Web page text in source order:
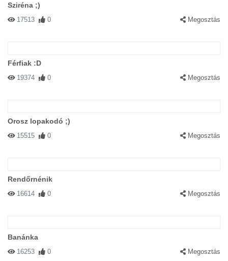
Sziréna ;)
17513 0 Megosztás
Férfiak :D
19374 0 Megosztás
Orosz lopakodó ;)
15515 0 Megosztás
Rendőrnénik
16614 0 Megosztás
Banánka
16253 0 Megosztás